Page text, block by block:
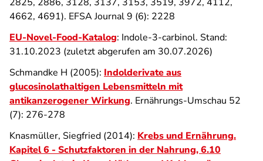
4662, 4691). EFSA Journal 9 (6): 2228
EU-Novel-Food-Katalog: Indole-3-carbinol. Stand:
31.10.2023 (zuletzt abgerufen am 30.07.2026)
Schmandke H (2005): Indolderivate aus
glucosinolathaltigen Lebensmitteln mit
antikanzerogener Wirkung. Ernährungs-Umschau 52
(7): 276-278
Knasmüller, Siegfried (2014): Krebs und Ernährung.
Kapitel 6 - Schutzfaktoren in der Nahrung, 6.10